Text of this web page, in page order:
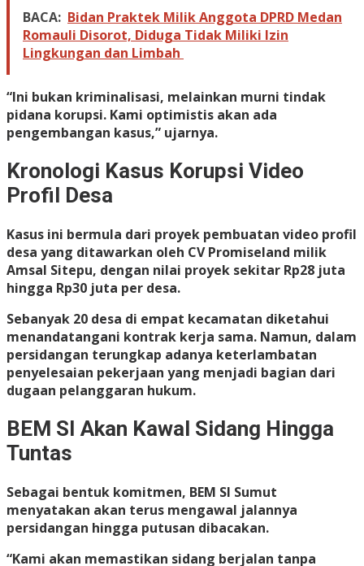
BACA: Bidan Praktek Milik Anggota DPRD Medan
Romauli Disorot, Diduga Tidak Miliki Izin
Lingkungan dan Limbah
“Ini bukan kriminalisasi, melainkan murni tindak
pidana korupsi. Kami optimistis akan ada
pengembangan kasus,” ujarnya.
Kronologi Kasus Korupsi Video
Profil Desa
Kasus ini bermula dari proyek pembuatan video profil
desa yang ditawarkan oleh CV Promiseland milik
Amsal Sitepu, dengan nilai proyek sekitar Rp28 juta
hingga Rp30 juta per desa.
Sebanyak 20 desa di empat kecamatan diketahui
menandatangani kontrak kerja sama. Namun, dalam
persidangan terungkap adanya keterlambatan
penyelesaian pekerjaan yang menjadi bagian dari
dugaan pelanggaran hukum.
BEM SI Akan Kawal Sidang Hingga
Tuntas
Sebagai bentuk komitmen, BEM SI Sumut
menyatakan akan terus mengawal jalannya
persidangan hingga putusan dibacakan.
“Kami akan memastikan sidang berjalan tanpa